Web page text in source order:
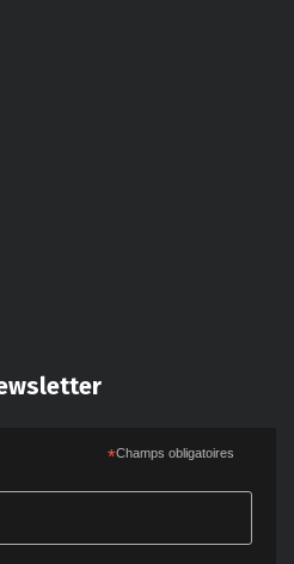
*Champs obligatoires